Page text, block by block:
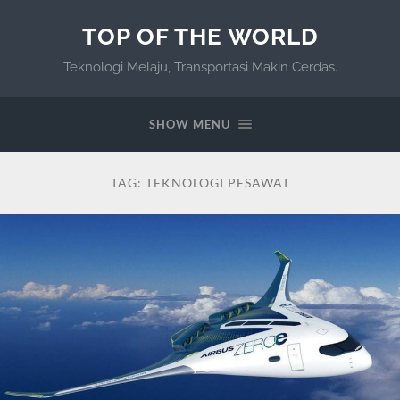
TOP OF THE WORLD
Teknologi Melaju, Transportasi Makin Cerdas.
SHOW MENU
TAG: TEKNOLOGI PESAWAT